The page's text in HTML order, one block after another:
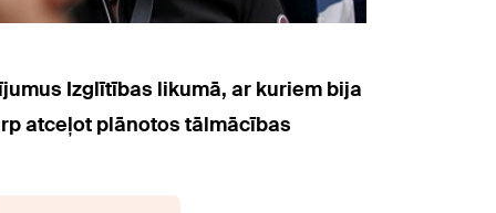
Izglītības likumā, ar kuriem bija
atceļot plānotos tālmācības